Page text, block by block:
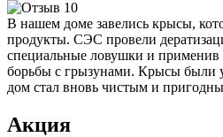
В нашем доме завелись крысы,
продукты. СЭС провели
специальные ловушки и применив
борьбы с грызунами. Крысы были
дом стал вновь чистым и
Акция